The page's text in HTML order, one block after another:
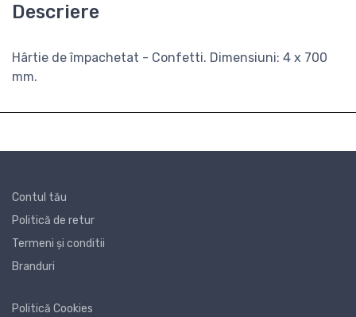
Descriere
Hârtie de împachetat - Confetti. Dimensiuni: 4 x 700
mm.
Contul tău
Politică de retur
Termeni și conditii
Branduri
Politică Cookies